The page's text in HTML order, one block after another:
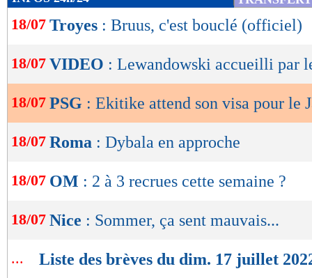
de
lecture
OK
18/07 Troyes : Bruus, c'est bouclé (officiel)
18/07 VIDEO : Lewandowski accueilli par
18/07 PSG : Ekitike attend son visa pour le
18/07 Roma : Dybala en approche
18/07 OM : 2 à 3 recrues cette semaine ?
18/07 Nice : Sommer, ça sent mauvais...
... Liste des brèves du dim. 17 juillet